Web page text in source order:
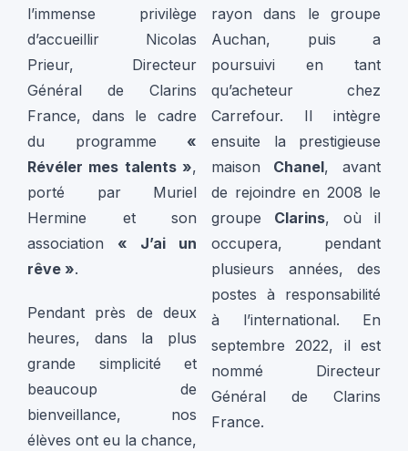
l’immense privilège
d’accueillir Nicolas
Prieur, Directeur
Général de Clarins
France, dans le cadre
du programme «
Révéler mes talents »,
porté par Muriel
Hermine et son
association « J’ai un
rêve ».
Pendant près de deux
heures, dans la plus
grande simplicité et
beaucoup de
bienveillance, nos
élèves ont eu la chance,
rayon dans le groupe
Auchan, puis a
poursuivi en tant
qu’acheteur chez
Carrefour. Il intègre
ensuite la prestigieuse
maison Chanel, avant
de rejoindre en 2008 le
groupe Clarins, où il
occupera, pendant
plusieurs années, des
postes à responsabilité
à l’international. En
septembre 2022, il est
nommé Directeur
Général de Clarins
France.